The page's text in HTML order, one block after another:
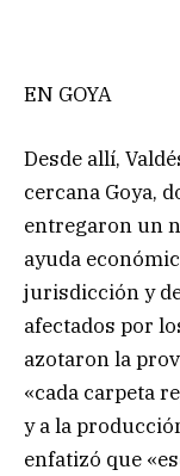
EN GOYA
Desde allí,
cercana Goya,
entregaron un
ayuda
jurisdicción y
afectados por
azotaron la
«cada carpeta
y a la
enfatizó que